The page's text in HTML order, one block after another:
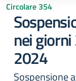
Circolare 354
nei
2024
Sospensione